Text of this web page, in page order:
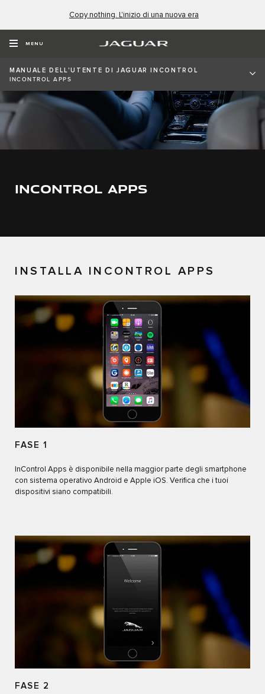
Copy nothing. L'inizio di una nuova era
MENU
MANUALE DELL'UTENTE DI JAGUAR INCONTROL
INCONTROL APPS
INCONTROL APPS
INSTALLA INCONTROL APPS
FASE 1
InControl Apps è disponibile nella maggior parte degli smartphone
con sistema operativo Android e Apple iOS. Verifica che i tuoi
dispositivi siano compatibili.
FASE 2